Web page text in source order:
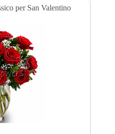
per San Valentino